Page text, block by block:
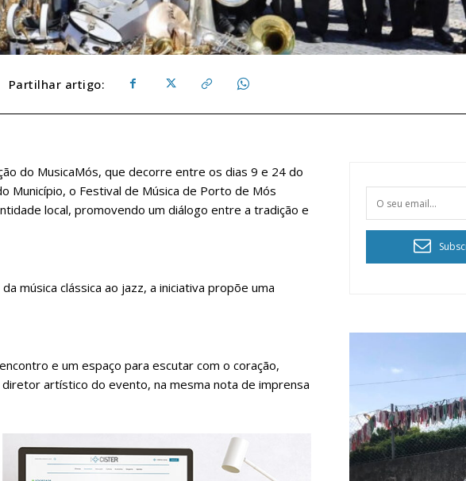
Partilhar artigo:
do MusicaMós, que decorre entre os dias 9 e 24 do
Município, o Festival de Música de Porto de Mós
local, promovendo um diálogo entre a tradição e
música clássica ao jazz, a iniciativa propõe uma
e um espaço para escutar com o coração,
artístico do evento, na mesma nota de imprensa